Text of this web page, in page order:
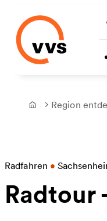
Zum Hauptinhalt
Frontpage
Region
Radfahren •
Radtour